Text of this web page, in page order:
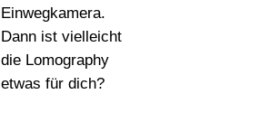
Einwegkamera.
Dann ist vielleicht
die Lomography
etwas für dich?